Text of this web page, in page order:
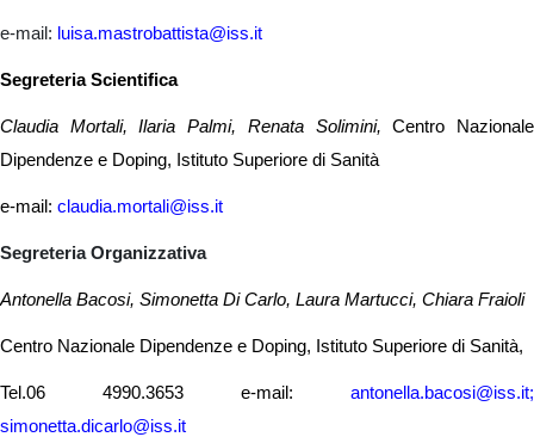
e-mail: luisa.mastrobattista@iss.it
Segreteria Scientifica
Claudia Mortali, Ilaria Palmi, Renata Solimini,Centro Nazionale
Dipendenze e Doping, Istituto Superiore di Sanità
e-mail: claudia.mortali@iss.it
Segreteria Organizzativa
Antonella Bacosi, Simonetta Di Carlo, Laura Martucci, Chiara Fraioli
Centro Nazionale Dipendenze e Doping, Istituto Superiore di Sanità,
Tel.06 4990.3653 e-mail: antonella.bacosi@iss.it;
simonetta.dicarlo@iss.it